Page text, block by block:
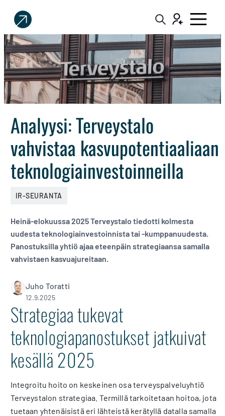
Sijoittaja.fi
Tee
parempia
sijoituspäätöksiä
Analyysi: Terveystalo
vahvistaa kasvupotentiaaliaan
teknologiainvestoinneilla
IR-SEURANTA
Heinä-elokuussa 2025 Terveystalo tiedotti kolmesta
uudesta teknologiainvestoinnista tai -kumppanuudesta.
Panostuksilla yhtiö ajaa eteenpäin strategiaansa samalla
vahvistaen kasvuajureitaan.
Juho Toratti
12.9.2025
Strategiaa tukevat
teknologiapanostukset jatkuivat
kesällä 2025
Integroitu hoito on keskeinen osa terveyspalveluyhtiö
Terveystalon strategiaa. Termillä tarkoitetaan hoitoa, jota
tuetaan yhtenäisistä eri lähteistä kerätyllä datalla samalla